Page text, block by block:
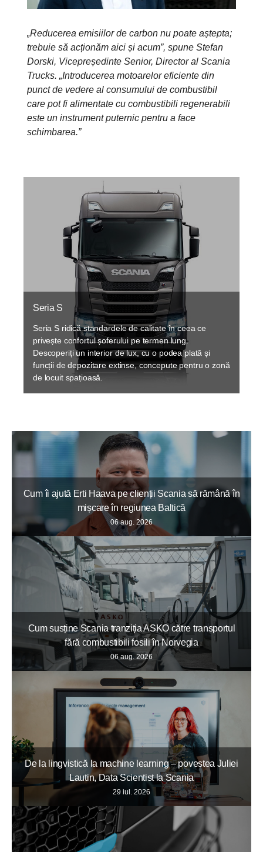
„Reducerea emisiilor de carbon nu poate aștepta;
trebuie să acționăm aici și acum”, spune Stefan
Dorski, Vicepreședinte Senior, Director al Scania
Trucks. „Introducerea motoarelor eficiente din
punct de vedere al consumului de combustibil
care pot fi alimentate cu combustibili regenerabili
este un instrument puternic pentru a face
schimbarea.”
Seria S
Seria S ridică standardele de calitate în ceea ce
privește confortul șoferului pe termen lung.
Descoperiți un interior de lux, cu o podea plată și
funcții de depozitare extinse, concepute pentru o zonă
de locuit spațioasă.
Cum îi ajută Erti Haava pe clienții Scania să rămână în
mișcare în regiunea Baltică
06 aug. 2026
Cum susține Scania tranziția ASKO către transportul
fără combustibili fosili în Norvegia
06 aug. 2026
De la lingvistică la machine learning – povestea Juliei
Lautin, Data Scientist la Scania
29 iul. 2026